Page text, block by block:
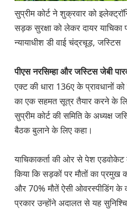
सुप्रीम कोर्ट ने शुक्रवार को
सड़क सुरक्षा को लेकर दायर
न्यायाधीश डी वाई चंद्रचूड़, जस्टिस
पीएस नरसिम्हा और जस्टिस जेबी
एक्ट की धारा 136ए के प्रावधानों
का एक सहमत सूत्र तैयार करने के
सुप्रीम कोर्ट की समिति के अध्यक्ष
बैठक बुलाने के लिए कहा।
याचिकाकर्ता की ओर से पेश
किया कि सड़कों पर मौतों का प्रमुख
और 70% मौतें ऐसी ओवरस्पीडिंग के
प्रकार उन्होंने अदालत से यह